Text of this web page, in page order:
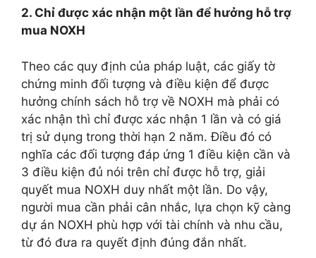
2. Chỉ được xác nhận một lần để hưởng hỗ trợ
mua NOXH
Theo các quy định của pháp luật, các giấy tờ
chứng minh đối tượng và điều kiện để được
hưởng chính sách hỗ trợ về NOXH mà phải có
xác nhận thì chỉ được xác nhận 1 lần và có giá
trị sử dụng trong thời hạn 2 năm. Điều đó có
nghĩa các đối tượng đáp ứng 1 điều kiện cần và
3 điều kiện đủ nói trên chỉ được hỗ trợ, giải
quyết mua NOXH duy nhất một lần. Do vậy,
người mua cần phải cân nhắc, lựa chọn kỹ càng
dự án NOXH phù hợp với tài chính và nhu cầu,
từ đó đưa ra quyết định đúng đắn nhất.